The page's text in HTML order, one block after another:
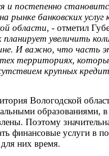
и постепенно
рынке банковских услуг
области, - отметил
планирует увеличить
И важно, что часть
территориях,
крупных
Вологодской
образованиями,
Поэтому
финансовые услуги в
них время.